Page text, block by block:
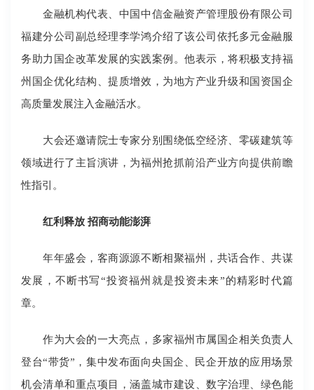
金融机构代表、中国中信金融资产管理股份有限公司
福建分公司副总经理李学鸿介绍了该公司依托多元金融服
务助力国企改革发展的实践案例。他表示，将积极支持福
州国企优化结构、提质增效，为地方产业升级和国资国企
高质量发展注入金融活水。
大会还邀请院士专家分别围绕低空经济、零碳建筑等
领域进行了主旨演讲，为福州抢抓前沿产业方向提供前瞻
性指引。
红利释放 招商动能澎湃
年年盛会，客商源源不断相聚福州，共话合作、共谋
发展，不断书写“投资福州就是投资未来”的精彩时代篇
章。
作为大会的一大亮点，多家福州市属国企相关负责人
登台“带货”，集中发布面向央国企、民企开放的应用场景
机会清单和重点项目，涵盖城市建设、数字治理、绿色能